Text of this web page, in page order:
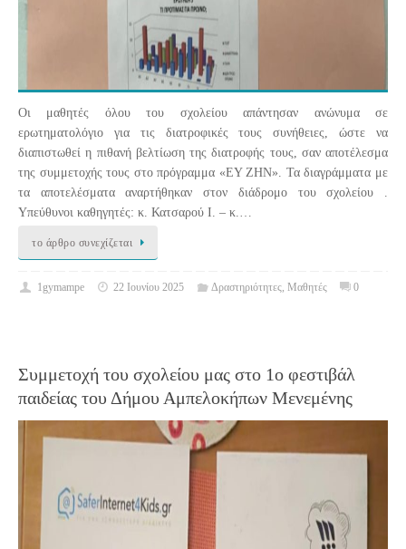
Οι μαθητές όλου του σχολείου απάντησαν ανώνυμα σε
ερωτηματολόγιο για τις διατροφικές τους συνήθειες, ώστε να
διαπιστωθεί η πιθανή βελτίωση της διατροφής τους, σαν αποτέλεσμα
της συμμετοχής τους στο πρόγραμμα «ΕΥ ΖΗΝ». Τα διαγράμματα με
τα αποτελέσματα αναρτήθηκαν στον διάδρομο του σχολείου .
Υπεύθυνοι καθηγητές: κ. Κατσαρού Ι. – κ.…
το άρθρο συνεχίζεται
1gymampe 22 Ιουνίου 2025 Δραστηριότητες, Μαθητές 0
Συμμετοχή του σχολείου μας στο 1ο φεστιβάλ
παιδείας του Δήμου Αμπελοκήπων Μενεμένης